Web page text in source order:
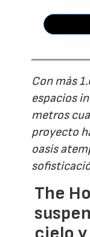
Con más
espacios
metros
proyecto
oasis
The